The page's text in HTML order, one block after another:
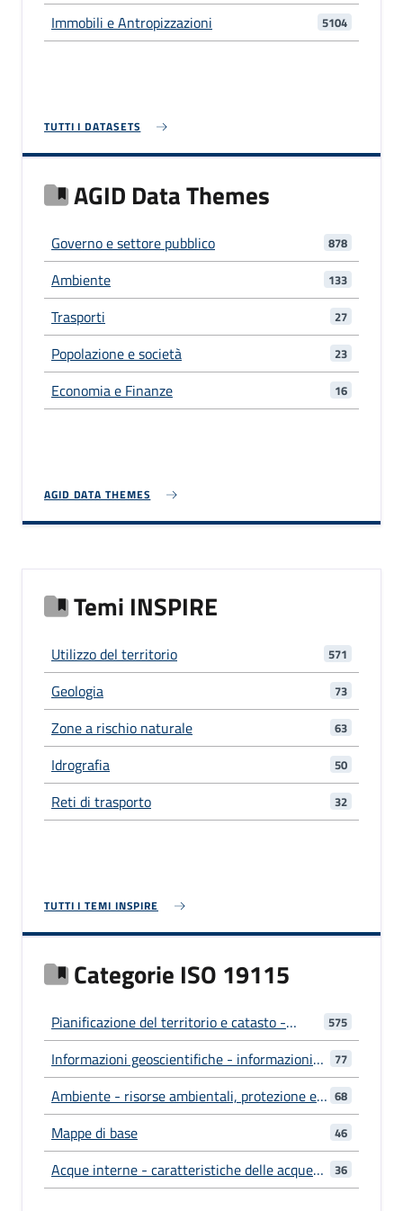
Immobili e Antropizzazioni 5104
TUTTI I DATASETS
AGID Data Themes
Governo e settore pubblico 878
Ambiente 133
Trasporti 27
Popolazione e società 23
Economia e Finanze 16
AGID DATA THEMES
Temi INSPIRE
Utilizzo del territorio 571
Geologia 73
Zone a rischio naturale 63
Idrografia 50
Reti di trasporto 32
TUTTI I TEMI INSPIRE
Categorie ISO 19115
Pianificazione del territorio e catasto -
informazioni utilizzate per azioni adeguate
per il futuro utilizzo del territorio
575
Informazioni geoscientifiche - informazioni
relative alle scienze della Terra
77
Ambiente - risorse ambientali, protezione e
conservazione
68
Mappe di base 46
Acque interne - caratteristiche delle acque
interne, sistemi di drenaggio e loro
36